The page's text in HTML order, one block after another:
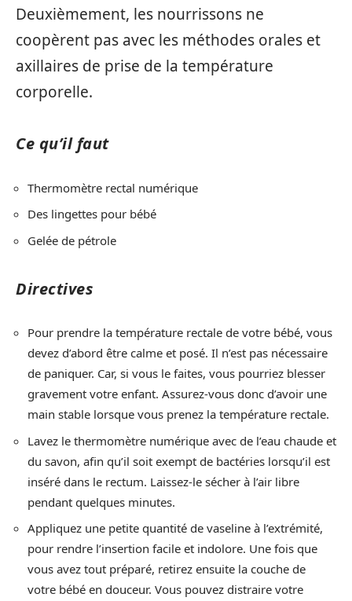
Deuxièmement, les nourrissons ne
coopèrent pas avec les méthodes orales et
axillaires de prise de la température
corporelle.
Ce qu’il faut
Thermomètre rectal numérique
Des lingettes pour bébé
Gelée de pétrole
Directives
Pour prendre la température rectale de votre bébé, vous
devez d’abord être calme et posé. Il n’est pas nécessaire
de paniquer. Car, si vous le faites, vous pourriez blesser
gravement votre enfant. Assurez-vous donc d’avoir une
main stable lorsque vous prenez la température rectale.
Lavez le thermomètre numérique avec de l’eau chaude et
du savon, afin qu’il soit exempt de bactéries lorsqu’il est
inséré dans le rectum. Laissez-le sécher à l’air libre
pendant quelques minutes.
Appliquez une petite quantité de vaseline à l’extrémité,
pour rendre l’insertion facile et indolore. Une fois que
vous avez tout préparé, retirez ensuite la couche de
votre bébé en douceur. Vous pouvez distraire votre